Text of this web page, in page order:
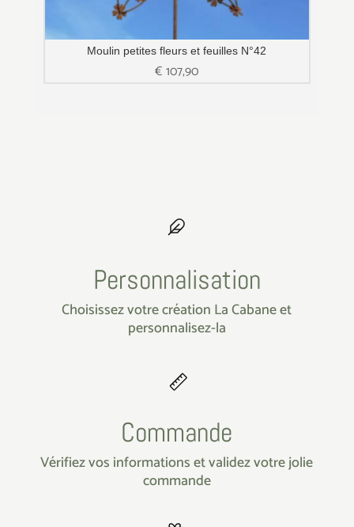
Moulin petites fleurs et feuilles N°42
€107,90
Personnalisation
Choisissez votre création La Cabane et
personnalisez-la
Commande
Vérifiez vos informations et validez votre jolie
commande